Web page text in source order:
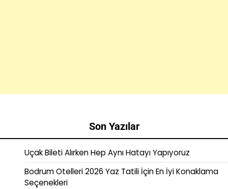
Son Yazılar
Uçak Bileti Alırken Hep Aynı Hatayı Yapıyoruz
Bodrum Otelleri 2026 Yaz Tatili İçin En İyi Konaklama
Seçenekleri